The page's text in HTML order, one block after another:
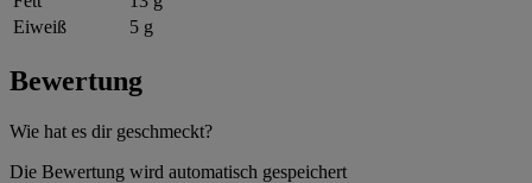
Eiweiß
5 g
Bewertung
Wie hat es dir geschmeckt?
Die Bewertung wird automatisch gespeichert